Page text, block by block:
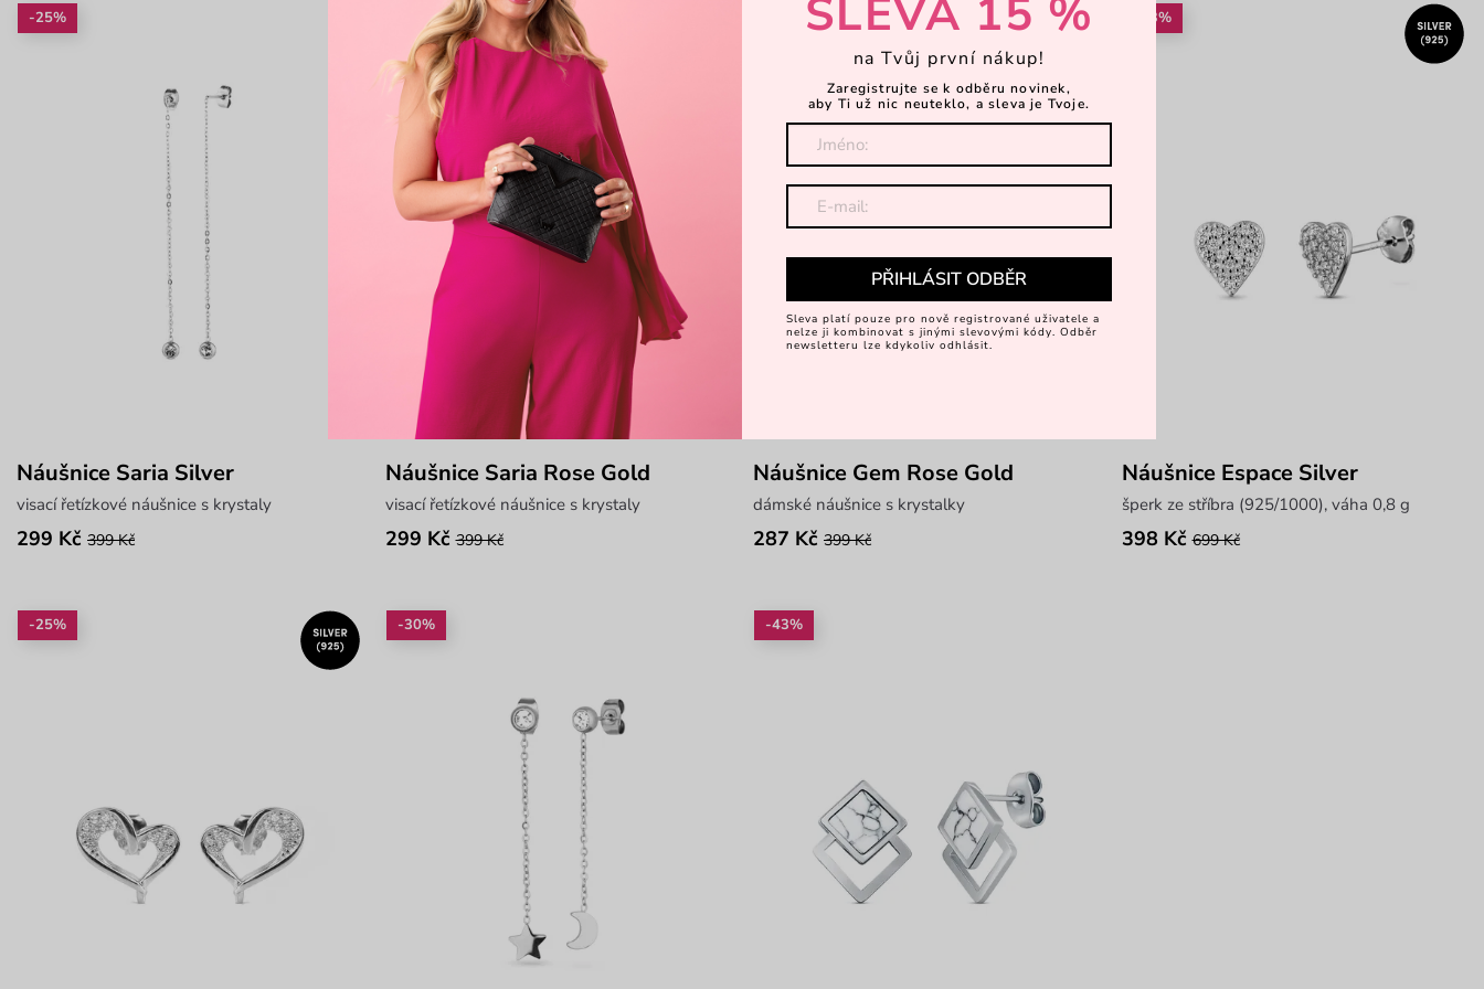
-25%
Náušnice Saria Silver
visací řetízkové náušnice s krystaly
299 Kč 399 Kč
-25%
Náušnice Saria Rose Gold
visací řetízkové náušnice s krystaly
299 Kč 399 Kč
Náušnice Gem Rose Gold
dámské náušnice s krystalky
287 Kč 399 Kč
-43%
Náušnice Espace Silver
šperk ze stříbra (925/1000), váha 0,8 g
398 Kč 699 Kč
-25% -30% -43%
SLEVA 15 %
na Tvůj první nákup!
Zaregistrujte se k odběru novinek,
aby Ti už nic neuteklo, a sleva je Tvoje.
PŘIHLÁSIT ODBĚR
Sleva platí pouze pro nově registrované uživatele a
nelze ji kombinovat s jinými slevovými kódy. Odběr
newsletteru lze kdykoliv odhlásit.